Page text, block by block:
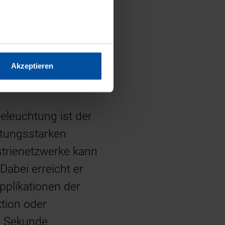
Akzeptieren
mit
auf die gleiche
ist der
kann
erreicht er
der
oder